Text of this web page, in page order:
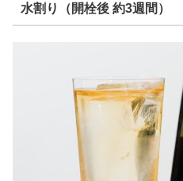
水割り（開栓後 約3週間）